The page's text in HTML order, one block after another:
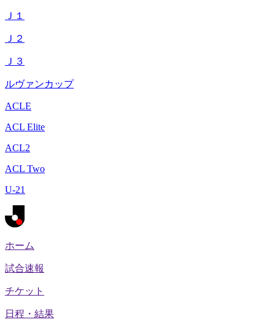
Ｊ１
Ｊ２
Ｊ３
ルヴァンカップ
ACLE
ACL Elite
ACL2
ACL Two
U-21
ホーム
試合速報
チケット
日程・結果